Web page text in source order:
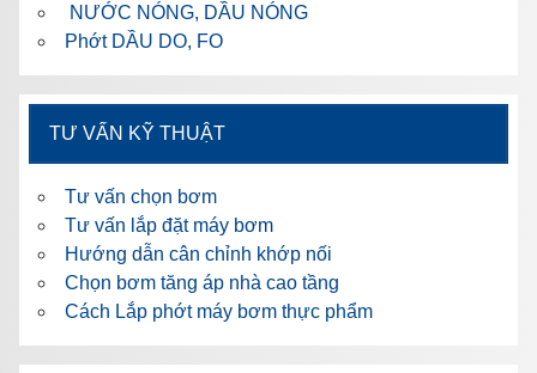
NƯỚC NÓNG, DẦU NÓNG
Phớt DẦU DO, FO
TƯ VẤN KỸ THUẬT
Tư vấn chọn bơm
Tư vấn lắp đặt máy bơm
Hướng dẫn cân chỉnh khớp nối
Chọn bơm tăng áp nhà cao tầng
Cách Lắp phớt máy bơm thực phẩm